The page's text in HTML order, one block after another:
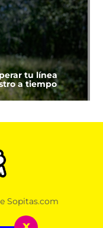
tu línea
a tiempo
Sopitas.com